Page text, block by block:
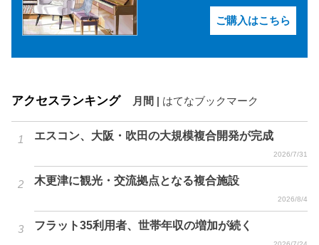
ご購入はこちら
アクセスランキング 月間 はてなブックマーク
エスコン、大阪・吹田の大規模複合開発が完成
2026/7/31
木更津に観光・交流拠点となる複合施設
2026/8/4
フラット35利用者、世帯年収の増加が続く